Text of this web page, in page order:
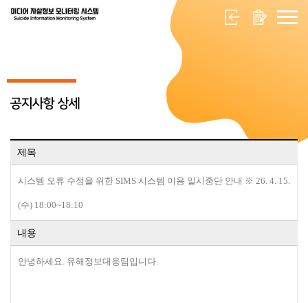
공지사항 상세
제목
시스템 오류 수정을 위한 SIMS 시스템 이용 일시중단 안내 ※ 26. 4. 15.
(수) 18:00~18:10
내용
안녕하세요. 유해정보대응팀입니다.